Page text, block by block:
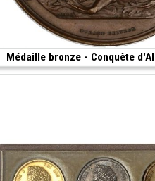
Médaille bronze - Conquête
(1830 • 24.85 g • 40 mm)